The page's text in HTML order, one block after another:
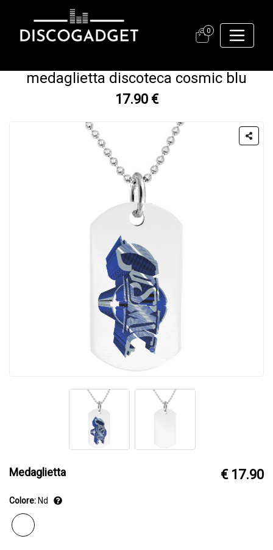
0
medaglietta discoteca cosmic blu
17.90 €
Medaglietta € 17.90
Colore: Nd